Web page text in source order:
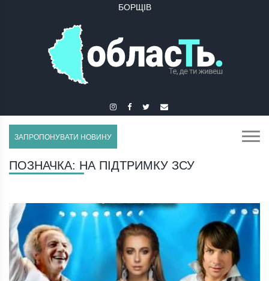
БОРЩІВ
ЗАПРОПОНУВАТИ НОВИНУ
ПОЗНАЧКА: НА ПІДТРИМКУ ЗСУ